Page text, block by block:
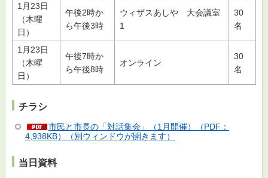
1月23日
（木曜
日）
午後2時か
ら午後3時
ウィザスあしや 大会議室
1
30
名
1月23日
（木曜
日）
午後7時か
ら午後8時
オンライン
30
名
チラシ
市民と市長の「対話集会」（1月開催）（PDF：
4,938KB）（別ウィンドウが開きます）
当日資料